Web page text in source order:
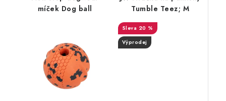
míček Dog ball
Tumble Teez; M
20 %
Výprodej